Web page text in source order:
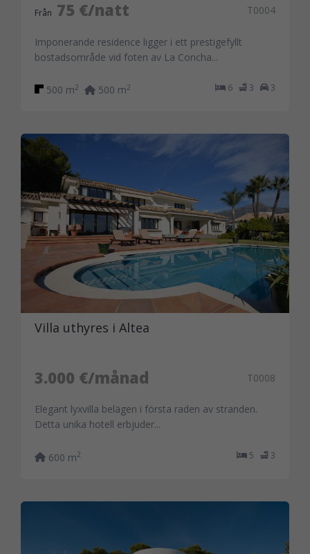
Från 75 €/natt T0004
Imponerande residence ligger i ett prestigefyllt
bostadsområde vid foten av La Concha...
6 3 3
500 m2 500 m2
Villa uthyres i Altea
3.000 €/månad T0008
Elegant lyxvilla belägen i första raden av stranden.
Detta unika hotell erbjuder...
5 3
600 m2